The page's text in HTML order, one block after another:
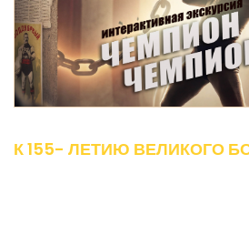
К 155- ЛЕТИЮ ВЕЛИКОГО